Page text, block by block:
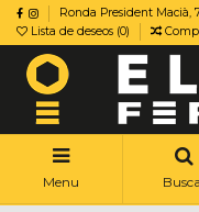
Ronda President Macià,
Lista de deseos (0)
Menu